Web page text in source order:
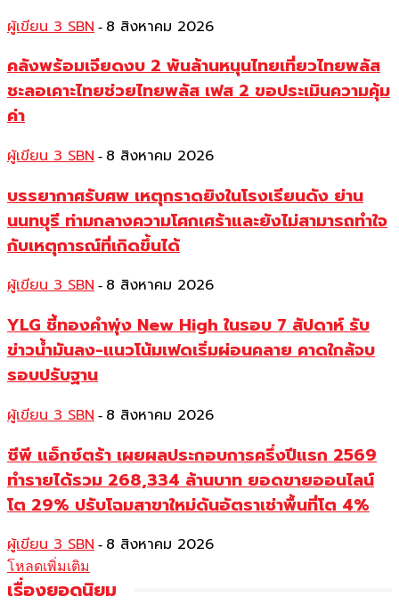
ผู้เขียน 3 SBN - 8 สิงหาคม 2026
คลังพร้อมเจียดงบ 2 พันล้านหนุนไทยเที่ยวไทยพลัส
ชะลอเคาะไทยช่วยไทยพลัส เฟส 2 ขอประเมินความคุ้ม
ค่า
ผู้เขียน 3 SBN - 8 สิงหาคม 2026
บรรยากาศรับศพ เหตุกราดยิงในโรงเรียนดัง ย่าน
นนทบุรี ท่ามกลางความโศกเศร้าและยังไม่สามารถทำใจ
กับเหตุการณ์ที่เกิดขึ้นได้
ผู้เขียน 3 SBN - 8 สิงหาคม 2026
YLG ชี้ทองคำพุ่ง New High ในรอบ 7 สัปดาห์ รับ
ข่าวน้ำมันลง-แนวโน้มเฟดเริ่มผ่อนคลาย คาดใกล้จบ
รอบปรับฐาน
ผู้เขียน 3 SBN - 8 สิงหาคม 2026
ซีพี แอ็กซ์ตร้า เผยผลประกอบการครึ่งปีแรก 2569
ทำรายได้รวม 268,334 ล้านบาท ยอดขายออนไลน์
โต 29% ปรับโฉมสาขาใหม่ดันอัตราเช่าพื้นที่โต 4%
ผู้เขียน 3 SBN - 8 สิงหาคม 2026
โหลดเพิ่มเติม
เรื่องยอดนิยม